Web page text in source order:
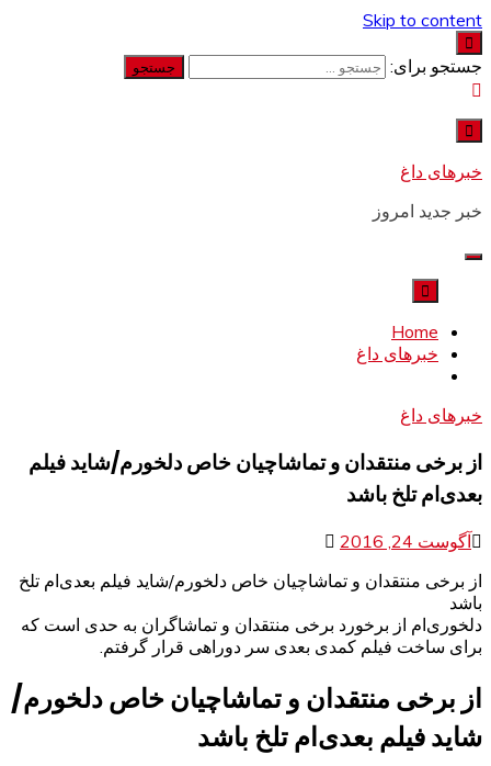
Skip to content
جستجو برای:
خبرهای داغ
خبر جدید امروز
Home
خبرهای داغ
خبرهای داغ
از برخی منتقدان و تماشاچیان خاص دلخورم/شاید فیلم
بعدی‌ام تلخ باشد
آگوست 24, 2016
از برخی منتقدان و تماشاچیان خاص دلخورم/شاید فیلم بعدی‌ام تلخ
باشد
دلخوری‌ام از برخورد برخی منتقدان و تماشاگران به حدی است که
برای ساخت فیلم کمدی بعدی سر دوراهی قرار گرفتم.
از برخی منتقدان و تماشاچیان خاص دلخورم/
شاید فیلم بعدی‌ام تلخ باشد